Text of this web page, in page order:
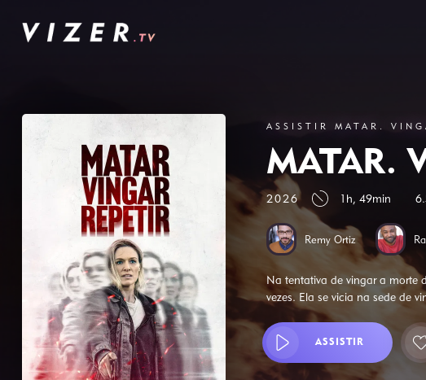
ASSISTIR MATAR.
MATAR.
2026 1h, 49min
Remy Ortiz
Na tentativa de vingar a morte
vezes. Ela se vicia na sede de
ASSISTIR